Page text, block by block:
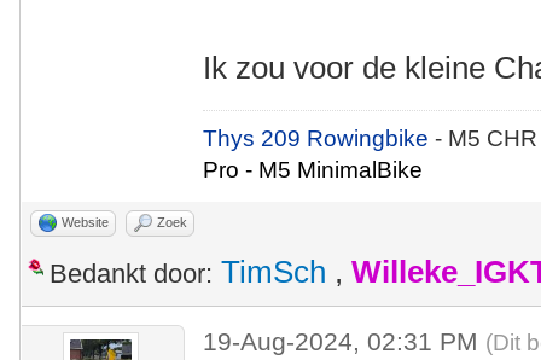
Ik zou voor de kleine
Thys 209 Rowingbike- M5
Pro - M5 MinimalBike
Website Zoek
Bedankt door: TimSch ,
19-Aug-2024, 02:31 PM (Dit